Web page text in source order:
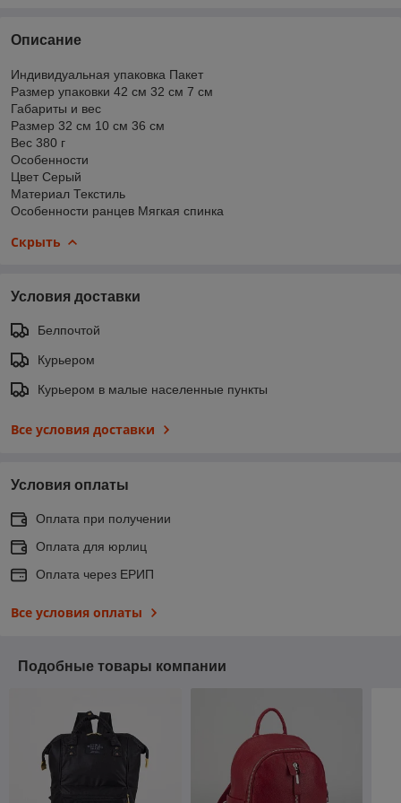
Описание
Индивидуальная упаковка Пакет
Размер упаковки 42 см 32 см 7 см
Габариты и вес
Размер 32 см 10 см 36 см
Вес 380 г
Особенности
Цвет Серый
Материал Текстиль
Особенности ранцев Мягкая спинка
Скрыть
Условия доставки
Белпочтой
Курьером
Курьером в малые населенные пункты
Все условия доставки
Условия оплаты
Оплата при получении
Оплата для юрлиц
Оплата через ЕРИП
Все условия оплаты
Подобные товары компании